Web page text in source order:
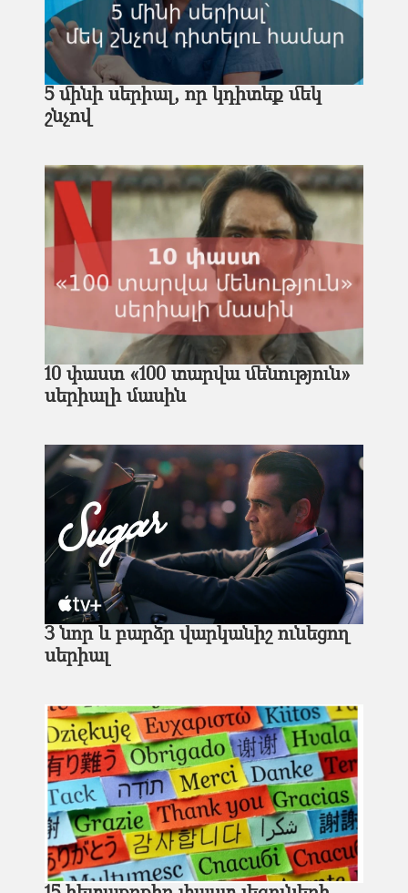
5 մինի սերիալ, որ կդիտեք մեկ
շնչով
10 փաստ «100 տարվա մենություն»
սերիալի մասին
3 նոր և բարձր վարկանիշ ունեցող
սերիալ